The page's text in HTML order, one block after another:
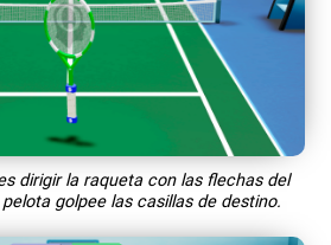
dirigir la raqueta con las flechas del
golpee las casillas de destino.